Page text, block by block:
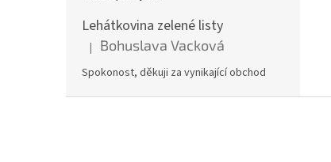
Lehátkovina zelené listy
Hodnocení produktu je 5 z 5 hvězdiček.
| Bohuslava Vacková
Spokonost, děkuji za vynikající obchod